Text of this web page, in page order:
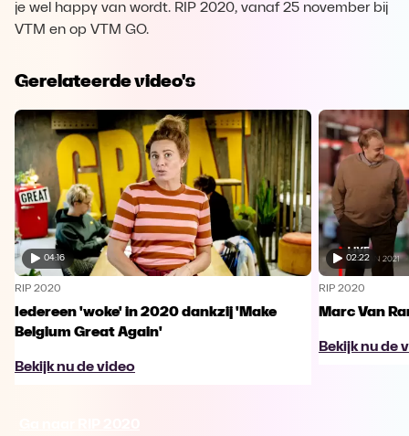
je wel happy van wordt. RIP 2020, vanaf 25 november bij
VTM en op VTM GO.
Gerelateerde video's
04:16
RIP 2020
Iedereen 'woke' in 2020 dankzij 'Make
Belgium Great Again'
Bekijk nu de video
02:22
RIP 2020
Marc Van
Bekijk nu de